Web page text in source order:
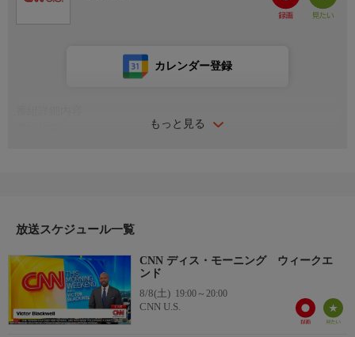
もっと見る
カレンダー登録
放送スケジュール一覧
CNN ディス・モーニング ウィークエ
ンド
8/8(土) 19:00～20:00
CNN U.S.